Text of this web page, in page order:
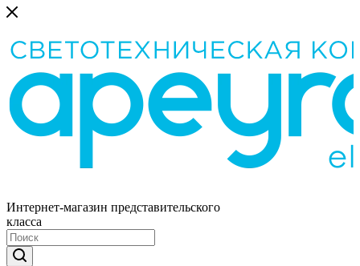
Интернет-магазин представительского
класса